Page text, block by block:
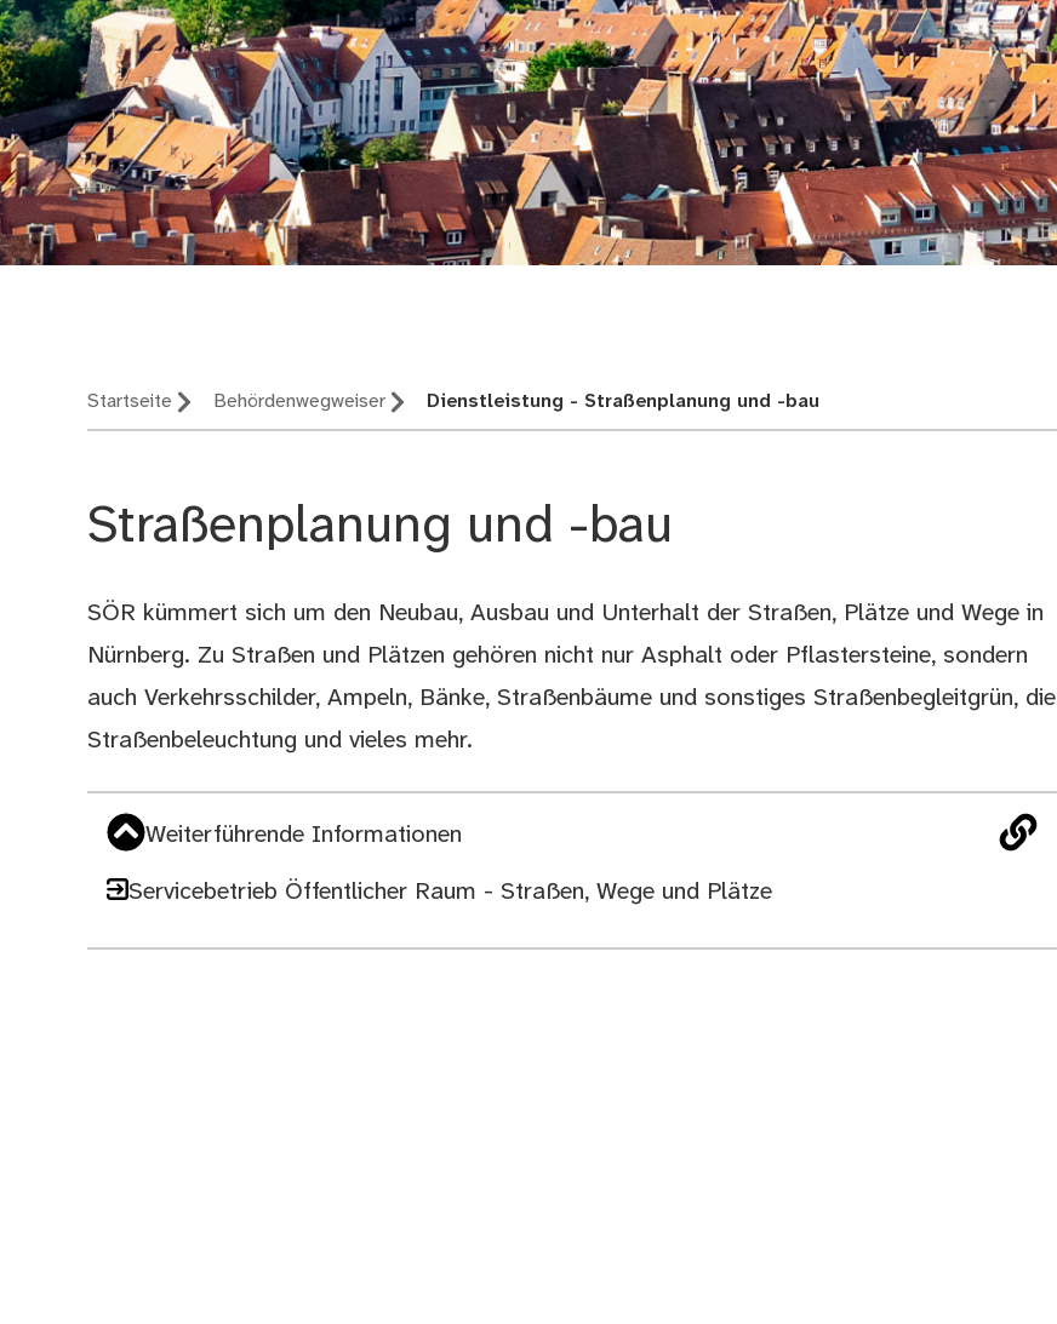
Startseite Behördenwegweiser Dienstleistung - Straßenplanung und -bau
Straßenplanung und -bau
Beschreibung
SÖR kümmert sich um den Neubau, Ausbau und Unterhalt der Straßen, Plätze und Wege in
Nürnberg. Zu Straßen und Plätzen gehören nicht nur Asphalt oder Pflastersteine, sondern
auch Verkehrsschilder, Ampeln, Bänke, Straßenbäume und sonstiges Straßenbegleitgrün, die
Straßenbeleuchtung und vieles mehr.
Weiterführende Informationen
Servicebetrieb Öffentlicher Raum - Straßen, Wege und Plätze